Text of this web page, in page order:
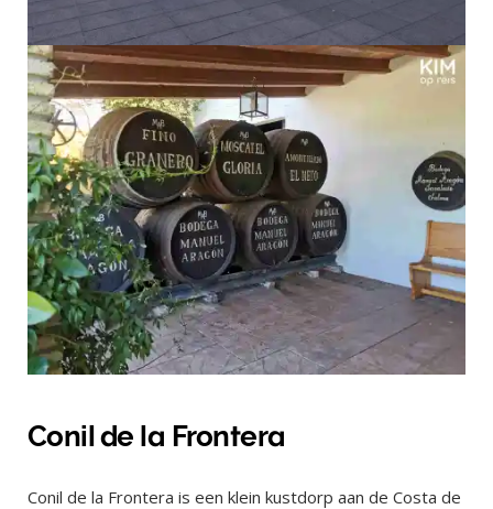
Conil de la Frontera
Conil de la Frontera is een klein kustdorp aan de Costa de